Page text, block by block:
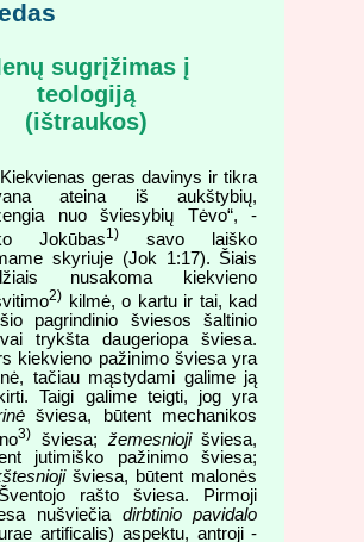
sugrįžimas į
teologiją
(ištraukos)
geras davinys ir tikra
ateina iš aukštybių,
nuo šviesybių Tėvo“, -
Jokūbas1) savo laiško
skyriuje (Jok 1:17). Šiais
nusakoma kiekvieno
2) kilmė, o kartu ir tai, kad
pagrindinio šviesos šaltinio
trykšta daugeriopa šviesa.
kiekvieno pažinimo šviesa yra
tačiau mąstydami galime ją
Taigi galime teigti, jog yra
šviesa, būtent mechanikos
3) šviesa; žemesniojišviesa,
jutimiško pažinimo šviesa;
šviesa, būtent malonės
rašto šviesa. Pirmoji
nušviečia dirbtinio pavidalo
artificalis) aspektu, antroji -